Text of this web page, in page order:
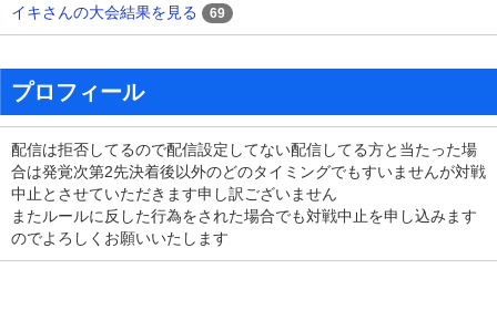
イキさんの大会結果を見る 69
プロフィール
配信は拒否してるので配信設定してない配信してる方と当たった場
合は発覚次第2先決着後以外のどのタイミングでもすいませんが対戦
中止とさせていただきます申し訳ございません
またルールに反した行為をされた場合でも対戦中止を申し込みます
のでよろしくお願いいたします